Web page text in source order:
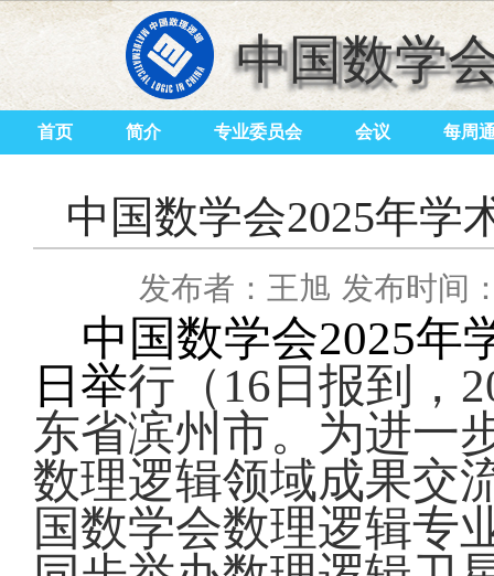
中国数学
首页 简介 专业委员会 会议 每周
中国数学会2025年学
发布者：王旭 发布时间
中国数学会2025年
日举行（16 日报到，
东省滨州市。为进一
数理逻辑领域成果交
国数学会数理逻辑专